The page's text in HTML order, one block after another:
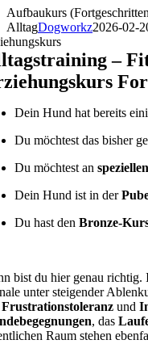
Aufbaukurs
AlltagDogworkz2026-02-
–
Dein Hund hat bereits
Du möchtest das bisher
Du möchtest an
Dein Hund ist in der
Du hast den Bronze-
bist du hier genau
unter steigender
Frustrationstoleranz und
, das
Raum stehen